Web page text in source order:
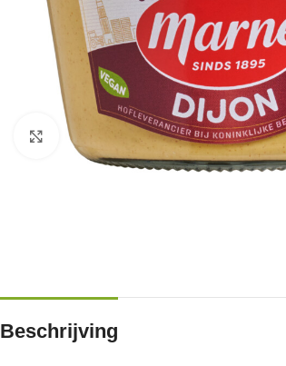
Klik om te vergroten
Beschrijving